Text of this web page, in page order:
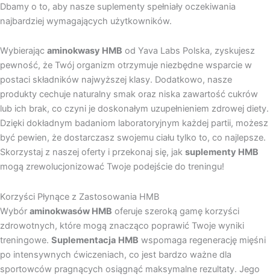
Dbamy o to, aby nasze suplementy spełniały oczekiwania
najbardziej wymagających użytkowników.
Wybierając aminokwasy HMB od Yava Labs Polska, zyskujesz
pewność, że Twój organizm otrzymuje niezbędne wsparcie w
postaci składników najwyższej klasy. Dodatkowo, nasze
produkty cechuje naturalny smak oraz niska zawartość cukrów
lub ich brak, co czyni je doskonałym uzupełnieniem zdrowej diety.
Dzięki dokładnym badaniom laboratoryjnym każdej partii, możesz
być pewien, że dostarczasz swojemu ciału tylko to, co najlepsze.
Skorzystaj z naszej oferty i przekonaj się, jak suplementy HMB
mogą zrewolucjonizować Twoje podejście do treningu!
Korzyści Płynące z Zastosowania HMB
Wybór aminokwasów HMB oferuje szeroką gamę korzyści
zdrowotnych, które mogą znacząco poprawić Twoje wyniki
treningowe. Suplementacja HMB wspomaga regenerację mięśni
po intensywnych ćwiczeniach, co jest bardzo ważne dla
sportowców pragnących osiągnąć maksymalne rezultaty. Jego